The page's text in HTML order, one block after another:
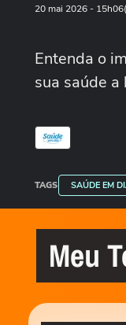
20 mai 2026- 15h06
Entenda o
sua saúde
TAGS SAÚDE EM
Meu